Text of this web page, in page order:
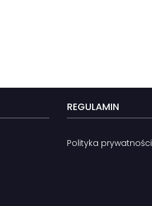
REGULAMIN
Polityka prywatności